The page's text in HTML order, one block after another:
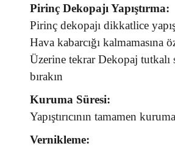
Pirinç Dekopajı Yapıştırma:
Pirinç dekopajı dikkatlice
Hava kabarcığı kalmamasına
Üzerine tekrar Dekopaj tutkalı
bırakın
Kuruma Süresi:
Yapıştırıcının tamamen
Vernikleme: